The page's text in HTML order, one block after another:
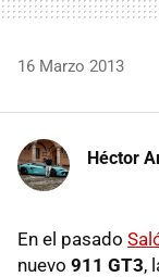
16 Marzo 2013
Héctor
En el pasado
nuevo 911 GT3,